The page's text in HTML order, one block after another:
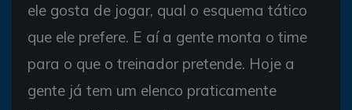
ele gosta de jogar, qual o esquema tático
que ele prefere. E aí a gente monta o time
para o que o treinador pretende. Hoje a
gente já tem um elenco praticamente